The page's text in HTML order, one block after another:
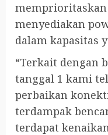
menyediakan
dalam kapasitas
“Terkait dengan
tanggal 1 kami
perbaikan
terdampak
terdapat